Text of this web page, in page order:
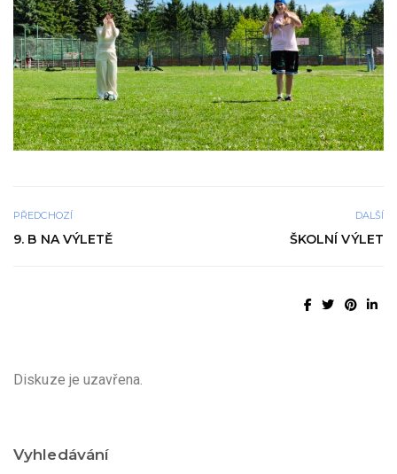
PŘEDCHOZÍ
9. B NA VÝLETĚ
DALŠÍ
ŠKOLNÍ VÝLET
Diskuze je uzavřena.
Vyhledávání